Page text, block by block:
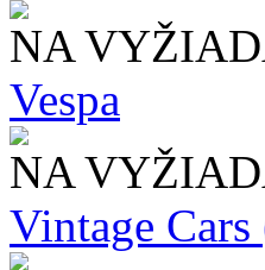
NA
Vespa
NA
Vintage